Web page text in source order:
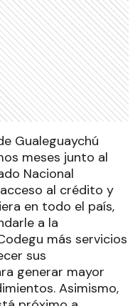
Gualeguaychú
meses junto al
Nacional
al crédito y
en todo el país,
a la
más servicios
sus
generar mayor
Asimismo,